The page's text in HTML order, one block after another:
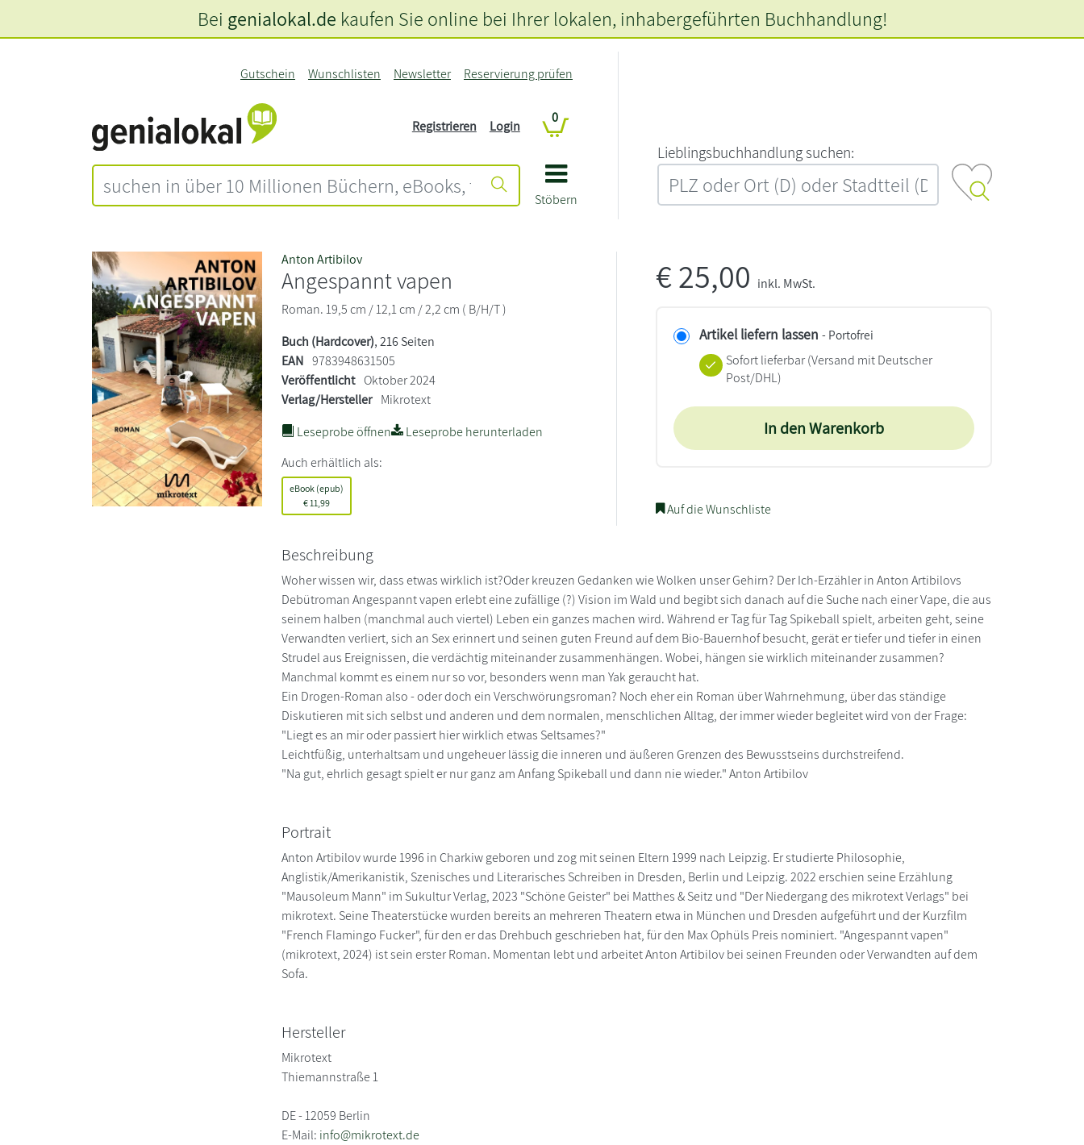
Stöbern
Gutschein Wunschlisten Newsletter Reservierung prüfen
Registrieren Login
0
L‍i‍e‍b‍l‍i‍n‍g‍s‍b‍u‍c‍h‍h‍a‍n‍d‍l‍u‍n‍g‍ ‍s‍u‍c‍h‍e‍n‍:‍
Bei genialokal.de kaufen Sie online bei Ihrer lokalen, inhabergeführten Buchhandlung!
Anton Artibilov
Angespannt vapen
Roman. 19,5 cm / 12,1 cm / 2,2 cm ( B/H/T )
Buch (Hardcover), 216 Seiten
EAN 9783948631505
Veröffentlicht Oktober 2024
Verlag/Hersteller Mikrotext
Leseprobe öffnen
Leseprobe herunterladen
Auch erhältlich als:
eBook (epub)
€ 11,99
€25,00 inkl. MwSt.
Artikel liefern lassen - Portofrei
Sofort lieferbar(Versand mit Deutscher
Post/DHL)
In den Warenkorb
Auf die Wunschliste
Beschreibung
Woher wissen wir, dass etwas wirklich ist?Oder kreuzen Gedanken wie Wolken unser Gehirn? Der Ich-Erzähler in Anton Artibilovs
Debütroman Angespannt vapen erlebt eine zufällige (?) Vision im Wald und begibt sich danach auf die Suche nach einer Vape, die aus
seinem halben (manchmal auch viertel) Leben ein ganzes machen wird. Während er Tag für Tag Spikeball spielt, arbeiten geht, seine
Verwandten verliert, sich an Sex erinnert und seinen guten Freund auf dem Bio-Bauernhof besucht, gerät er tiefer und tiefer in einen
Strudel aus Ereignissen, die verdächtig miteinander zusammenhängen. Wobei, hängen sie wirklich miteinander zusammen?
Manchmal kommt es einem nur so vor, besonders wenn man Yak geraucht hat.
Ein Drogen-Roman also - oder doch ein Verschwörungsroman? Noch eher ein Roman über Wahrnehmung, über das ständige
Diskutieren mit sich selbst und anderen und dem normalen, menschlichen Alltag, der immer wieder begleitet wird von der Frage:
"Liegt es an mir oder passiert hier wirklich etwas Seltsames?"
Leichtfüßig, unterhaltsam und ungeheuer lässig die inneren und äußeren Grenzen des Bewusstseins durchstreifend.
"Na gut, ehrlich gesagt spielt er nur ganz am Anfang Spikeball und dann nie wieder." Anton Artibilov
Portrait
Anton Artibilov wurde 1996 in Charkiw geboren und zog mit seinen Eltern 1999 nach Leipzig. Er studierte Philosophie,
Anglistik/Amerikanistik, Szenisches und Literarisches Schreiben in Dresden, Berlin und Leipzig. 2022 erschien seine Erzählung
"Mausoleum Mann" im Sukultur Verlag, 2023 "Schöne Geister" bei Matthes & Seitz und "Der Niedergang des mikrotext Verlags" bei
mikrotext. Seine Theaterstücke wurden bereits an mehreren Theatern etwa in München und Dresden aufgeführt und der Kurzfilm
"French Flamingo Fucker", für den er das Drehbuch geschrieben hat, für den Max Ophüls Preis nominiert. "Angespannt vapen"
(mikrotext, 2024) ist sein erster Roman. Momentan lebt und arbeitet Anton Artibilov bei seinen Freunden oder Verwandten auf dem
Sofa.
Hersteller
Mikrotext
Thiemannstraße 1
DE - 12059 Berlin
E-Mail: info@mikrotext.de